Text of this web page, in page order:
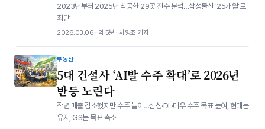
2023년부터 2025년 착공한 29곳 전수 분석…삼성물산 '25개월'로
최단
2026.03.06 · 약 5분 · 차형조 기자
부동산
5대 건설사 ‘AI발 수주 확대’로 2026년
반등 노린다
작년 매출 감소했지만 수주 늘어…삼성·DL·대우 수주 목표 높여, 현대는
유지, GS는 목표 축소